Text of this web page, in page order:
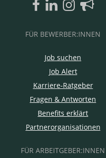
FÜR BEWERBER:INNEN
Job suchen
Job Alert
Karriere-Ratgeber
Fragen & Antworten
Benefits erklärt
Partnerorganisationen
FÜR ARBEITGEBER:INNEN